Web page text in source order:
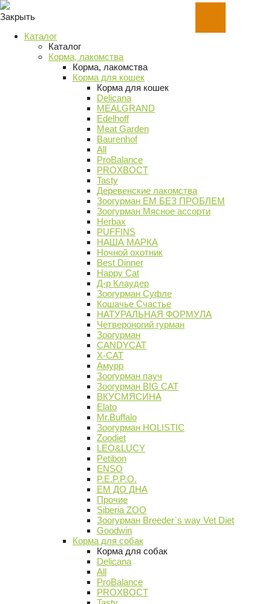
Закрыть
Каталог
Каталог
Корма, лакомства
Корма, лакомства
Корма для кошек
Корма для кошек
Delicana
MEALGRAND
Edelhoff
Meat Garden
Baurenhof
All
ProBalance
PROХВОСТ
Tasty
Деревенские лакомства
Зоогурман ЕМ БЕЗ ПРОБЛЕМ
Зоогурман Мясное ассорти
Herbax
PUFFINS
НАША МАРКА
Ночной охотник
Best Dinner
Happy Cat
Д-р Клаудер
Зоогурман Суфле
Кошачье Счастье
НАТУРАЛЬНАЯ ФОРМУЛА
Четвероногий гурман
Зоогурман
CANDYCAT
X-CAT
Амурр
Зоогурман пауч
Зоогурман BIG CAT
ВКУСМЯСИНА
Elato
Mr.Buffalo
Зоогурман HOLISTIC
Zoodiet
LEO&LUCY
Petibon
ENSO
P.E.P.P.O.
ЕМ ДО ДНА
Прочие
Siberia ZOO
Зоогурман Breeder`s way Vet Diet
Goodwin
Корма для собак
Корма для собак
Delicana
All
ProBalance
PROХВОСТ